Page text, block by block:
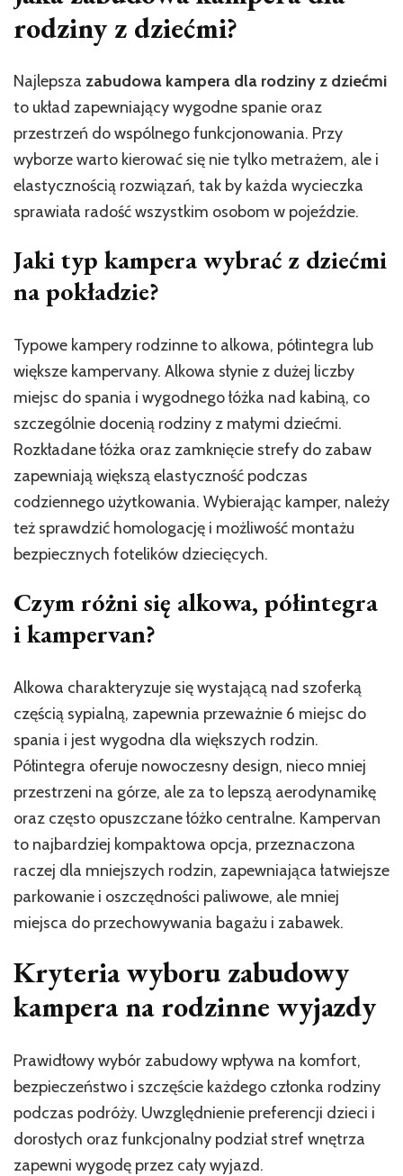
rodziny z dziećmi?
Najlepsza zabudowa kampera dla rodziny z dziećmi
to układ zapewniający wygodne spanie oraz
przestrzeń do wspólnego funkcjonowania. Przy
wyborze warto kierować się nie tylko metrażem, ale i
elastycznością rozwiązań, tak by każda wycieczka
sprawiała radość wszystkim osobom w pojeździe.
Jaki typ kampera wybrać z dziećmi
na pokładzie?
Typowe kampery rodzinne to alkowa, półintegra lub
większe kampervany. Alkowa słynie z dużej liczby
miejsc do spania i wygodnego łóżka nad kabiną, co
szczególnie docenią rodziny z małymi dziećmi.
Rozkładane łóżka oraz zamknięcie strefy do zabaw
zapewniają większą elastyczność podczas
codziennego użytkowania. Wybierając kamper, należy
też sprawdzić homologację i możliwość montażu
bezpiecznych fotelików dziecięcych.
Czym różni się alkowa, półintegra
i kampervan?
Alkowa charakteryzuje się wystającą nad szoferką
częścią sypialną, zapewnia przeważnie 6 miejsc do
spania i jest wygodna dla większych rodzin.
Półintegra oferuje nowoczesny design, nieco mniej
przestrzeni na górze, ale za to lepszą aerodynamikę
oraz często opuszczane łóżko centralne. Kampervan
to najbardziej kompaktowa opcja, przeznaczona
raczej dla mniejszych rodzin, zapewniająca łatwiejsze
parkowanie i oszczędności paliwowe, ale mniej
miejsca do przechowywania bagażu i zabawek.
Kryteria wyboru zabudowy
kampera na rodzinne wyjazdy
Prawidłowy wybór zabudowy wpływa na komfort,
bezpieczeństwo i szczęście każdego członka rodziny
podczas podróży. Uwzględnienie preferencji dzieci i
dorosłych oraz funkcjonalny podział stref wnętrza
zapewni wygodę przez cały wyjazd.